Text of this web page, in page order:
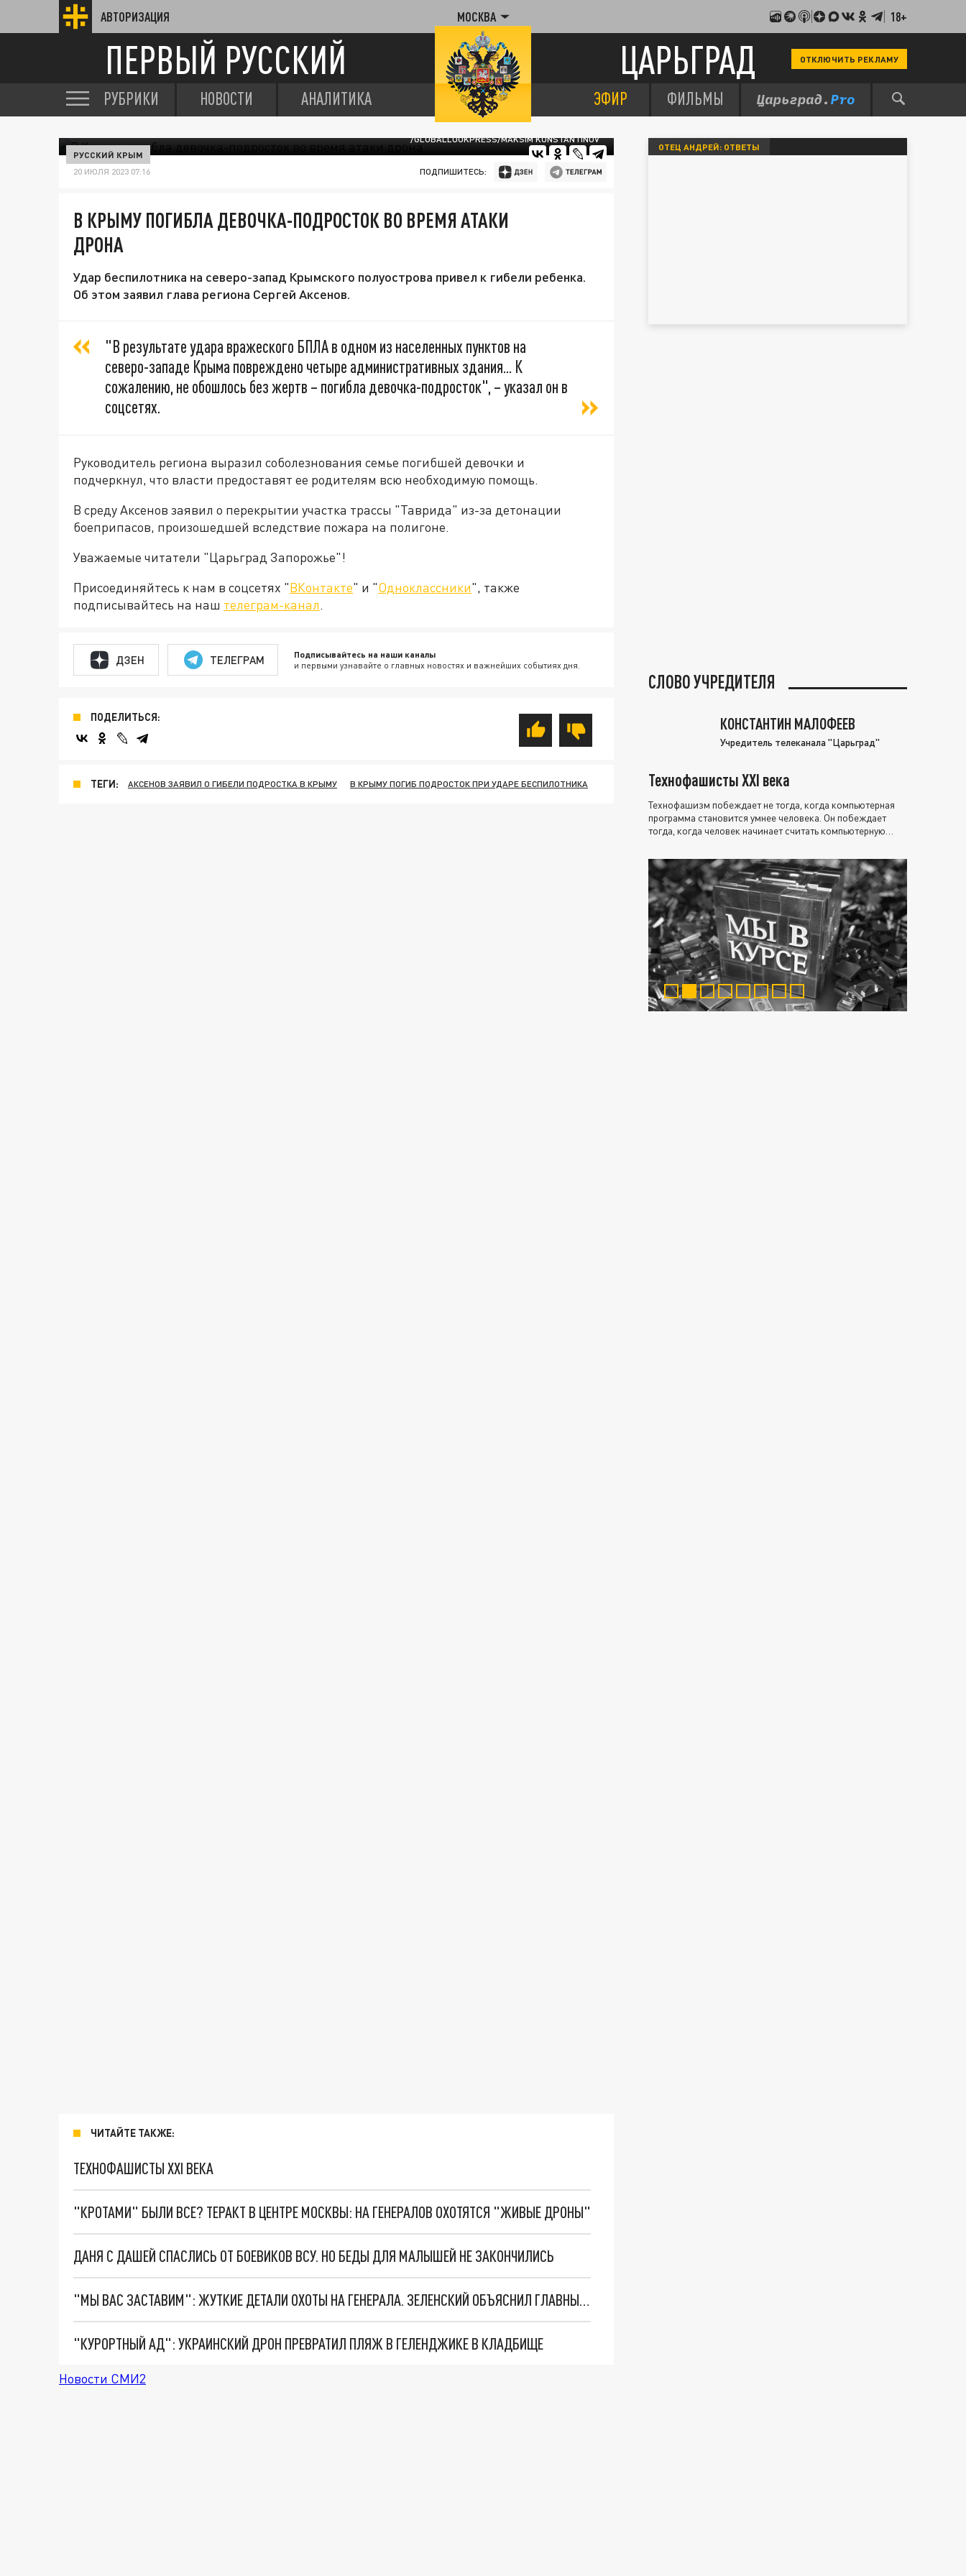
АВТОРИЗАЦИЯ МОСКВА 18+
ПЕРВЫЙ РУССКИЙ ЦАРЬГРАД ОТКЛЮЧИТЬ РЕКЛАМУ
РУБРИКИ НОВОСТИ АНАЛИТИКА ЭФИР ФИЛЬМЫ
/GLOBALLOOKPRESS/MAKSIM KONSTANTINOV
РУССКИЙ КРЫМ
20 ИЮЛЯ 2023 07:16 ПОДПИШИТЕСЬ:
В КРЫМУ ПОГИБЛА ДЕВОЧКА-ПОДРОСТОК ВО ВРЕМЯ АТАКИ
ДРОНА
Удар беспилотника на северо-запад Крымского полуострова привел к гибели ребенка.
Об этом заявил глава региона Сергей Аксенов.
"В результате удара вражеского БПЛА в одном из населенных пунктов на
северо-западе Крыма повреждено четыре административных здания... К
сожалению, не обошлось без жертв – погибла девочка-подросток", – указал он в
соцсетях.
Руководитель региона выразил соболезнования семье погибшей девочки и
подчеркнул, что власти предоставят ее родителям всю необходимую помощь.
В среду Аксенов заявил о перекрытии участка трассы "Таврида" из-за детонации
боеприпасов, произошедшей вследствие пожара на полигоне.
Уважаемые читатели "Царьград Запорожье"!
Присоединяйтесь к нам в соцсетях "ВКонтакте" и "Одноклассники", также
подписывайтесь на наш телеграм-канал.
ДЗЕН ТЕЛЕГРАМ Подписывайтесь на наши каналы
и первыми узнавайте о главных новостях и важнейших событиях дня.
ПОДЕЛИТЬСЯ:
ТЕГИ: АКСЕНОВ ЗАЯВИЛ О ГИБЕЛИ ПОДРОСТКА В КРЫМУ В КРЫМУ ПОГИБ ПОДРОСТОК ПРИ УДАРЕ БЕСПИЛОТНИКА
ЧИТАЙТЕ ТАКЖЕ:
ТЕХНОФАШИСТЫ XXI ВЕКА
"КРОТАМИ" БЫЛИ ВСЕ? ТЕРАКТ В ЦЕНТРЕ МОСКВЫ: НА ГЕНЕРАЛОВ ОХОТЯТСЯ "ЖИВЫЕ ДРОНЫ"
ДАНЯ С ДАШЕЙ СПАСЛИСЬ ОТ БОЕВИКОВ ВСУ. НО БЕДЫ ДЛЯ МАЛЫШЕЙ НЕ ЗАКОНЧИЛИСЬ
"МЫ ВАС ЗАСТАВИМ": ЖУТКИЕ ДЕТАЛИ ОХОТЫ НА ГЕНЕРАЛА. ЗЕЛЕНСКИЙ ОБЪЯСНИЛ ГЛАВНЫЙ СМЫСЛ ТЕРАКТА В ЦЕНТРЕ МОСКВЫ
"КУРОРТНЫЙ АД": УКРАИНСКИЙ ДРОН ПРЕВРАТИЛ ПЛЯЖ В ГЕЛЕНДЖИКЕ В КЛАДБИЩЕ
Новости СМИ2
ОТЕЦ АНДРЕЙ: ОТВЕТЫ
СЛОВО УЧРЕДИТЕЛЯ
КОНСТАНТИН МАЛОФЕЕВ
Учредитель телеканала "Царьград"
Технофашисты XXI века
Технофашизм побеждает не тогда, когда компьютерная
программа становится умнее человека. Он побеждает
тогда, когда человек начинает считать компьютерную